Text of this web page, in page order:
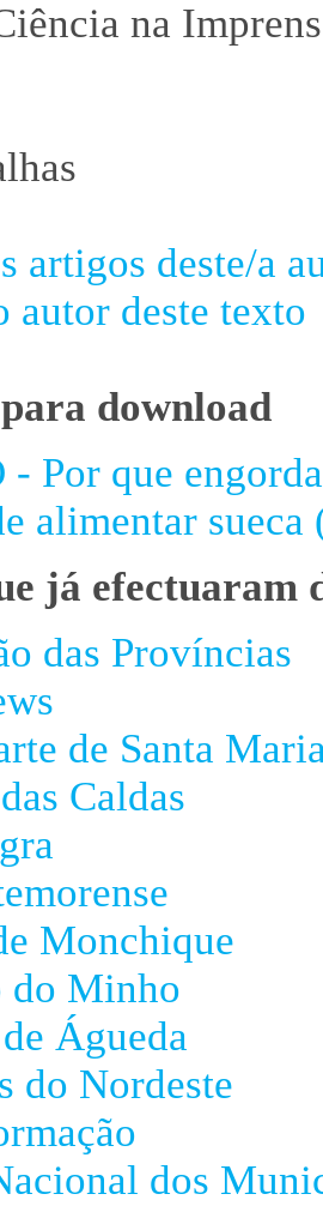
na
artigos deste/a
autor deste texto
download
- Por que
alimentar sueca
já efectuaram
das Províncias
de Santa
Caldas
Monchique
do Minho
Águeda
do Nordeste
dos